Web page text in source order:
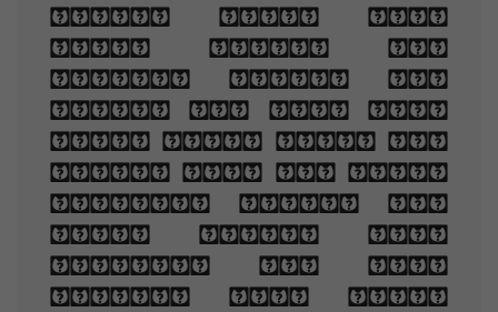
fire, take down
this book, And
slowly read, and
dream of the soft
look Your eyes had
once, and of their
shadows deep; How
many loved your
moments of glad
grace, And loved